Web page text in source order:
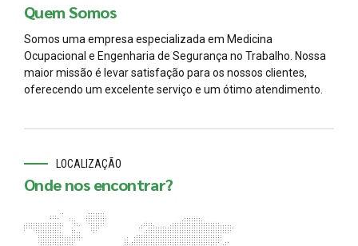
Quem Somos
Somos uma empresa especializada em Medicina
Ocupacional e Engenharia de Segurança no Trabalho. Nossa
maior missão é levar satisfação para os nossos clientes,
oferecendo um excelente serviço e um ótimo atendimento.
LOCALIZAÇÃO
Onde nos encontrar?